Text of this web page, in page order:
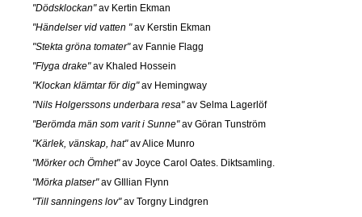
"Dödsklockan"av Kertin Ekman
"Händelser vid vatten "av Kerstin Ekman
"Stekta gröna tomater"av Fannie Flagg
"Flyga drake"av Khaled Hossein
"Klockan klämtar för dig"av Hemingway
"Nils Holgerssons underbara resa"av Selma Lagerlöf
"Berömda män som varit i Sunne"av Göran Tunström
"Kärlek, vänskap, hat"av Alice Munro
"Mörker och Ömhet"av Joyce Carol Oates. Diktsamling.
"Mörka platser"av GIllian Flynn
"Till sanningens lov"av Torgny Lindgren